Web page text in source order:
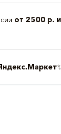
от 2500 р.